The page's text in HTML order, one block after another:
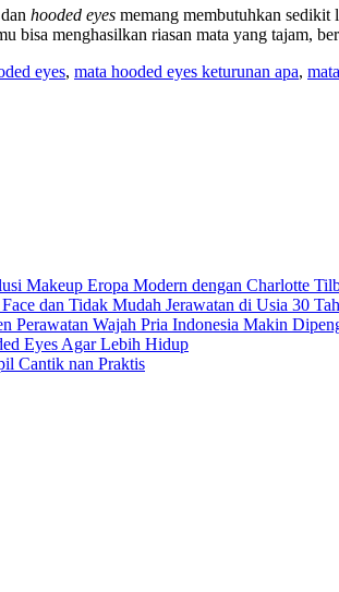
dan hooded eyes memang membutuhkan sedikit
bisa menghasilkan riasan mata yang tajam,
eyes, mata hooded eyes keturunan apa,
Makeup Eropa Modern dengan Charlotte
dan Tidak Mudah Jerawatan di Usia 30
Perawatan Wajah Pria Indonesia Makin
Eyes Agar Lebih Hidup
Cantik nan Praktis